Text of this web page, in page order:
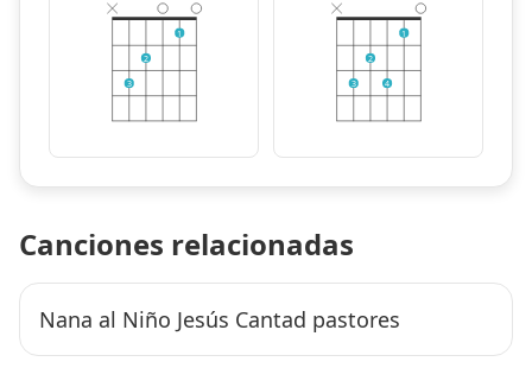
3
2
1
3
2
4
1
Canciones relacionadas
Nana al Niño Jesús Cantad pastores